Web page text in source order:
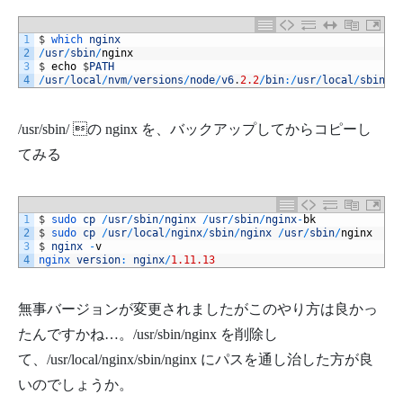
1
2
3
4
$ which nginx
/usr/sbin/nginx
$ echo $PATH
/usr/local/nvm/versions/node/v6.2.2/bin: /usr/local/sbin
/usr/sbin/ の nginx を、バックアップしてからコピーし
てみる
1
2
3
4
$ sudo cp /usr/sbin/nginx /usr/sbin/nginx- bk
$ sudo cp /usr/local/nginx/sbin/nginx /usr/sbin/nginx
$ nginx -v
nginx version: nginx/1.11.13
無事バージョンが変更されましたがこのやり方は良かっ
たんですかね…。/usr/sbin/nginx を削除し
て、/usr/local/nginx/sbin/nginx にパスを通し治した方が良
いのでしょうか。